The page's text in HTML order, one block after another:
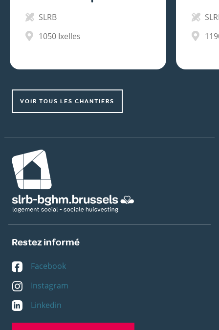
SLRB
1050 Ixelles
VOIR TOUS LES CHANTIERS
Image
Restez informé
Facebook
Instagram
Linkedin